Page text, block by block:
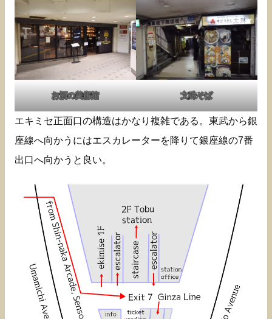
お酒の美術館 文殊そば
エキミセ正面口の構造はかなり複雑である。東武から銀
座線へ向かうにはエスカレーターを降りて銀座線の7番
出口へ向かうと良い。